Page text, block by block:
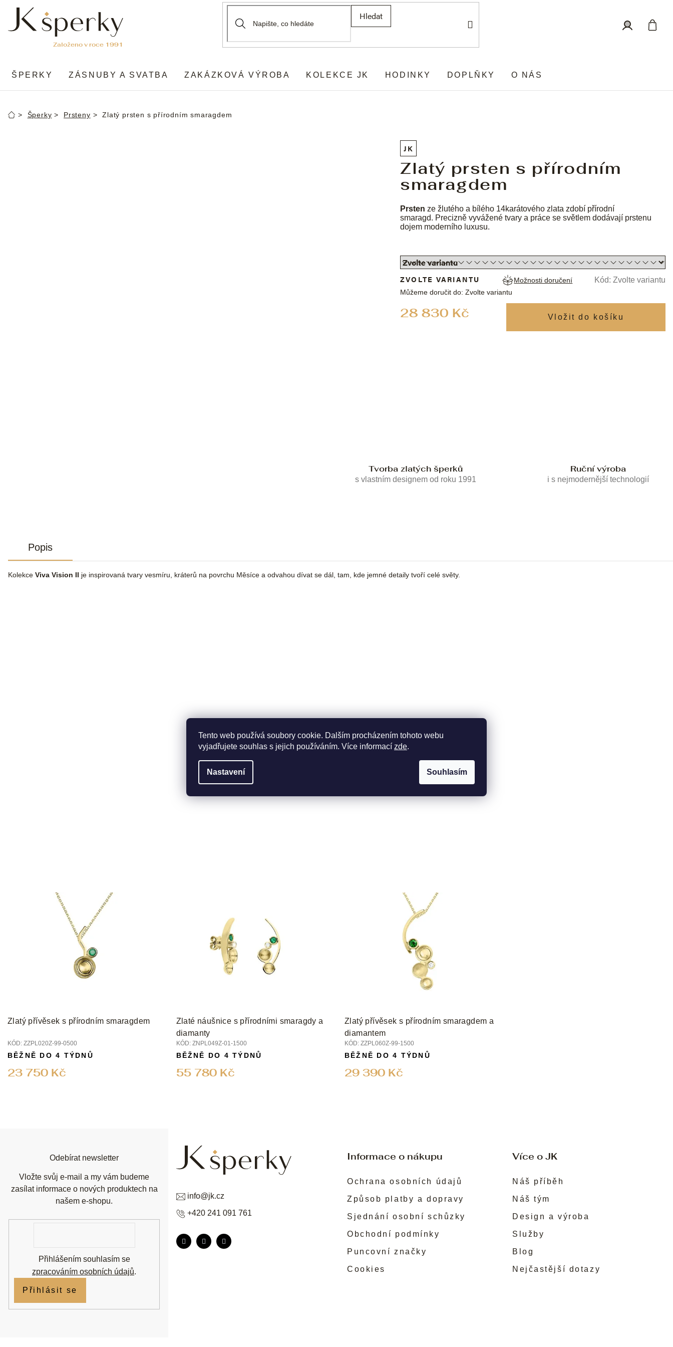
Tento web používá soubory cookie. Dalším procházením tohoto webu
vyjadřujete souhlas s jejich používáním. Více informací zde.
Nastavení Souhlasím
obsah
Hledat
ŠPERKY ZÁSNUBY A SVATBA ZAKÁZKOVÁ VÝROBA KOLEKCE JK HODINKY DOPLŇKY O NÁS
DomůŠperky Prsteny Zlatý prsten s přírodním smaragdem
JK
Zlatý prsten s přírodním
smaragdem
Prsten ze žlutého a bílého 14karátového zlata zdobí přírodní
smaragd. Precizně vyvážené tvary a práce se světlem dodávají prstenu
dojem moderního luxusu.
28 830 Kč
ZVOLTE VARIANTU
Můžeme doručit do: Zvolte variantu
Možnosti doručení Kód: Zvolte variantu
Tvorba zlatých šperků
s vlastním designem od roku 1991
Ruční výroba
i s nejmodernější technologií
Popis
Kolekce Viva Vision II je inspirovaná tvary vesmíru, kráterů na povrchu Měsíce a odvahou dívat se dál, tam, kde jemné detaily tvoří celé světy.
Zlatý přívěsek s přírodním smaragdem
KÓD: ZZPL020Z-99-0500
23 750 Kč
BĚŽNĚ DO 4 TÝDNŮ
Zlaté náušnice s přírodními smaragdy a
diamanty
KÓD: ZNPL049Z-01-1500
55 780 Kč
BĚŽNĚ DO 4 TÝDNŮ
Zlatý přívěsek s přírodním smaragdem a
diamantem
KÓD: ZZPL060Z-99-1500
29 390 Kč
BĚŽNĚ DO 4 TÝDNŮ
Informace o nákupu
Ochrana osobních údajů
Způsob platby a dopravy
Sjednání osobní schůzky
Obchodní podmínky
Puncovní značky
Cookies
Více o JK
Náš příběh
Náš tým
Design a výroba
Služby
Blog
Nejčastější dotazy
info@jk.cz
+420 241 091 761
Odebírat newsletter
Vložte svůj e-mail a my vám budeme
zasílat informace o nových produktech na
našem e-shopu.
Přihlášením souhlasím se
zpracováním osobních údajů.
Přihlásit se